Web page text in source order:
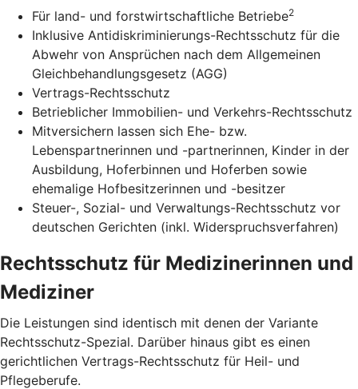
Für land- und forstwirtschaftliche Betriebe2
Inklusive Antidiskriminierungs-Rechtsschutz für die
Abwehr von Ansprüchen nach dem Allgemeinen
Gleichbehandlungsgesetz (AGG)
Vertrags-Rechtsschutz
Betrieblicher Immobilien- und Verkehrs-Rechtsschutz
Mitversichern lassen sich Ehe- bzw.
Lebenspartnerinnen und -partnerinnen, Kinder in der
Ausbildung, Hoferbinnen und Hoferben sowie
ehemalige Hofbesitzerinnen und -besitzer
Steuer-, Sozial- und Verwaltungs-Rechtsschutz vor
deutschen Gerichten (inkl. Widerspruchsverfahren)
Rechtsschutz für Medizinerinnen und
Mediziner
Die Leistungen sind identisch mit denen der Variante
Rechtsschutz-Spezial. Darüber hinaus gibt es einen
gerichtlichen Vertrags-Rechtsschutz für Heil- und
Pflegeberufe.